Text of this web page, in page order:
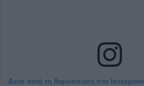
Δείτε αυτή τη δημοσίευση στο